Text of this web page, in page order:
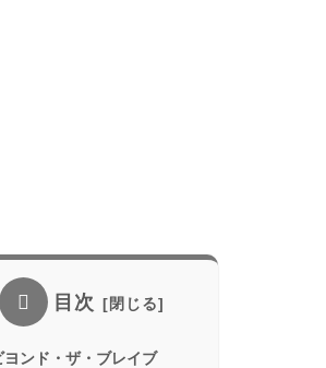
目次
ヨンド・ザ・ブレイブ